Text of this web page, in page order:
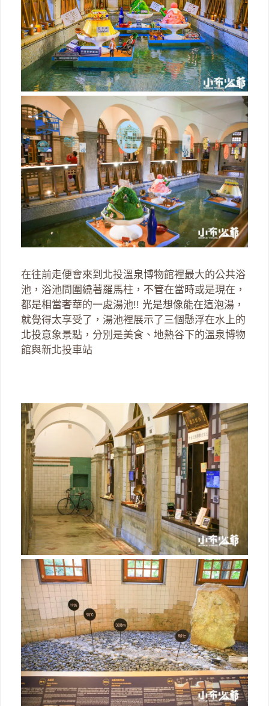
在往前走便會來到北投溫泉博物館裡最大的公共浴
池，浴池間圍繞著羅馬柱，不管在當時或是現在，
都是相當奢華的一處湯池!! 光是想像能在這泡湯，
就覺得太享受了，湯池裡展示了三個懸浮在水上的
北投意象景點，分別是美食、地熱谷下的溫泉博物
館與新北投車站